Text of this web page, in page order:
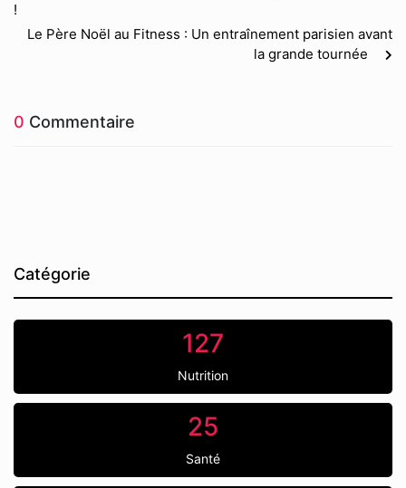
!
Le Père Noël au Fitness : Un entraînement parisien avant
la grande tournée
0 Commentaire
Catégorie
127
Nutrition
25
Santé